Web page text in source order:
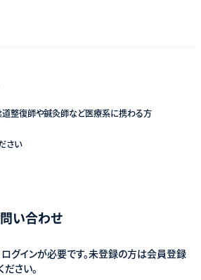
道整復師や鍼灸師など医療系に携わる方
さい
い合わせ
グインが必要です。未登録の方は会員登録
さい。